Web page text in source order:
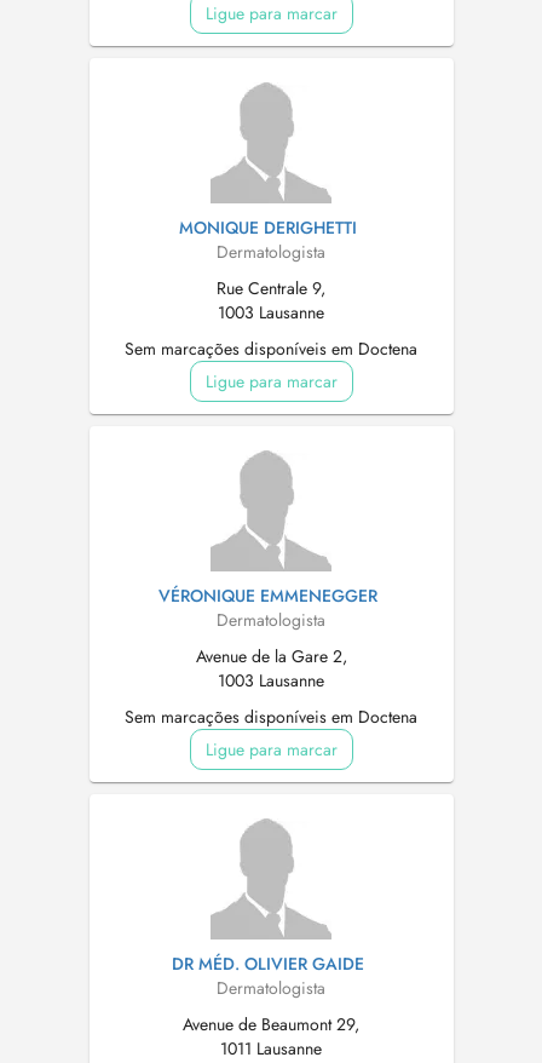
Ligue para marcar
MONIQUE DERIGHETTI
Dermatologista
Rue Centrale 9,
1003 Lausanne
Sem marcações disponíveis em Doctena
Ligue para marcar
VÉRONIQUE EMMENEGGER
Dermatologista
Avenue de la Gare 2,
1003 Lausanne
Sem marcações disponíveis em Doctena
Ligue para marcar
DR MÉD. OLIVIER GAIDE
Dermatologista
Avenue de Beaumont 29,
1011 Lausanne